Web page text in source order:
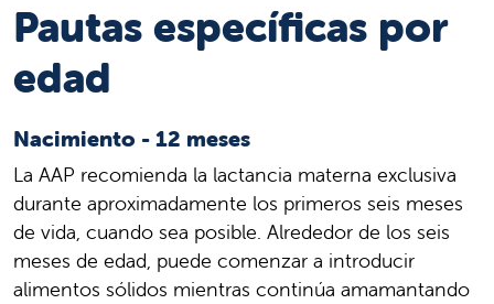
Pautas específicas por
edad
Nacimiento - 12 meses
La AAP recomienda la lactancia materna exclusiva
durante aproximadamente los primeros seis meses
de vida, cuando sea posible. Alrededor de los seis
meses de edad, puede comenzar a introducir
alimentos sólidos mientras continúa amamantando